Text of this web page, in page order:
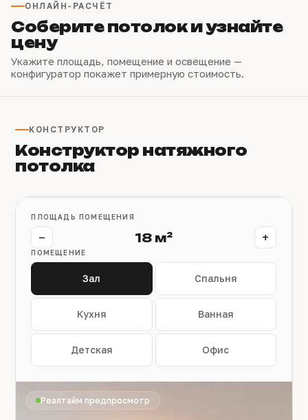
ОНЛАЙН-РАСЧЁТ
Соберите потолок и узнайте
цену
Укажите площадь, помещение и освещение —
конфигуратор покажет примерную стоимость.
КОНСТРУКТОР
Конструктор натяжного
потолка
ПЛОЩАДЬ ПОМЕЩЕНИЯ
− 18 м² +
ПОМЕЩЕНИЕ
Зал Спальня
Кухня Ванная
Детская Офис
Реалтайм предпросмотр